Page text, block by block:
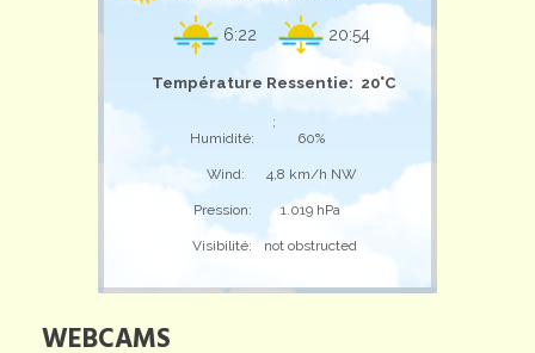
6:22 20:54
Température Ressentie: 20°C
;
Humidité:
60%
Wind: 4,8 km/h NW
Pression: 1.019 hPa
Visibilité: not obstructed
WEBCAMS